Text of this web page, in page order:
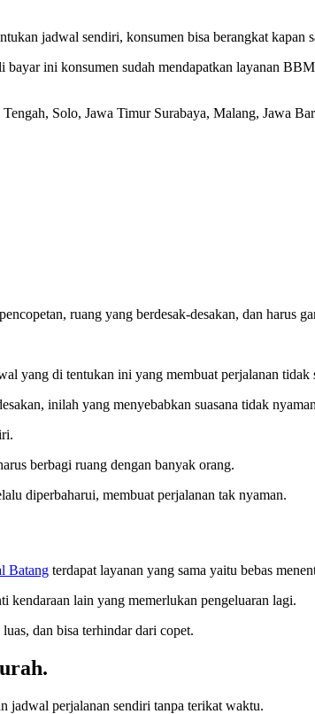
jadwal sendiri, konsumen bisa berangkat kapan
ini konsumen sudah mendapatkan layanan
Solo, Jawa Timur Surabaya, Malang, Jawa
ruang yang berdesak-desakan, dan harus
yang di tentukan ini yang membuat perjalanan tidak
inilah yang menyebabkan suasana tidak
berbagi ruang dengan banyak orang.
diperbaharui, membuat perjalanan tak nyaman.
Batang terdapat layanan yang sama yaitu bebas
kendaraan lain yang memerlukan pengeluaran lagi.
dan bisa terhindar dari copet.
jadwal perjalanan sendiri tanpa terikat waktu.